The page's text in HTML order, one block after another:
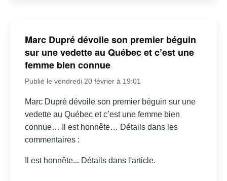
Marc Dupré dévoile son premier béguin
sur une vedette au Québec et c’est une
femme bien connue
Publié le vendredi 20 février à 19:01
Marc Dupré dévoile son premier béguin sur une
vedette au Québec et c’est une femme bien
connue… Il est honnête… Détails dans les
commentaires :
Il est honnête... Détails dans l'article.